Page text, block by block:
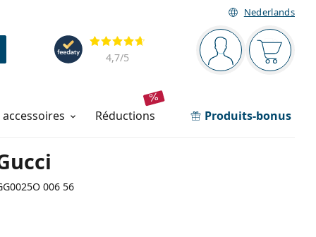
Nederlands
Barre de navigation
Vous êtesVotre
Évaluation
4,7/5
réductions Produits-bonus
006 56